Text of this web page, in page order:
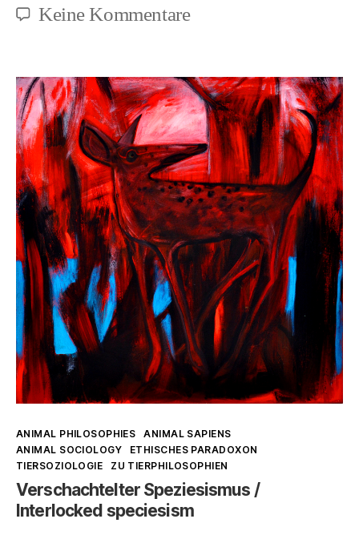
Keine Kommentarezu
verlaufen
Formen
der
Entrechtung?
Kategorien
ANIMAL PHILOSOPHIES
ANIMAL SAPIENS
ANIMAL SOCIOLOGY
ETHISCHES PARADOXON
TIERSOZIOLOGIE
ZU TIERPHILOSOPHIEN
Verschachtelter Speziesismus /
Interlocked speciesism